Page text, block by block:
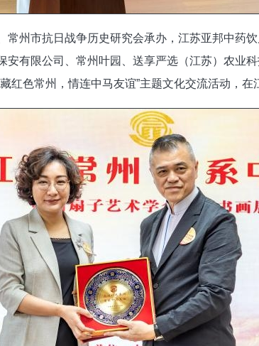
常州市抗日战争历史研究会承办，江苏亚邦中药
安有限公司、常州叶园、送享严选（江苏）农业
红色常州，情连中马友谊”主题文化交流活动，在